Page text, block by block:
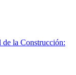
la Construcción: